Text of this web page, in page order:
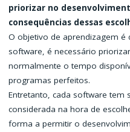
priorizar no
consequências dessas
O objetivo de aprendizagem é
software, é necessário
normalmente o tempo
programas perfeitos.
Entretanto, cada software tem
considerada na hora de
forma a permitir o